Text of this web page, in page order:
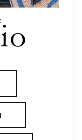
（日月除く）